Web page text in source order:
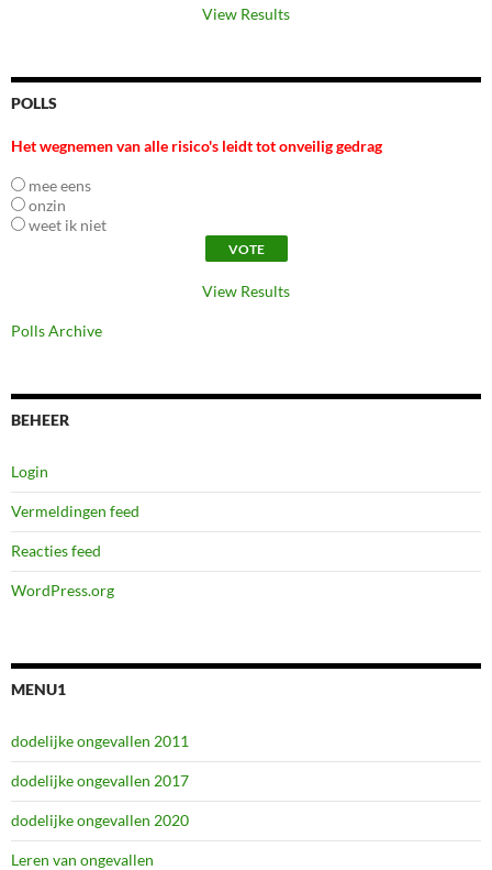
View Results
POLLS
Het wegnemen van alle risico's leidt tot onveilig gedrag
mee eens
onzin
weet ik niet
View Results
Polls Archive
BEHEER
Login
Vermeldingen feed
Reacties feed
WordPress.org
MENU1
dodelijke ongevallen 2011
dodelijke ongevallen 2017
dodelijke ongevallen 2020
Leren van ongevallen